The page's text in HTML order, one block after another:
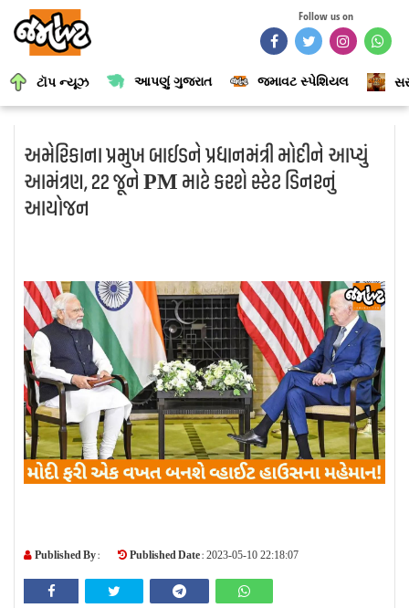
Follow us on
ટૉપ ન્યૂઝ આપણું ગુજરાત જમાવટ સ્પેશિયલ
અમેરિકાના પ્રમુખ બાઈડને પ્રધાનમંત્રી મોદીને આપ્યું
આમંત્રણ, 22 જૂને PM માટે કરશે સ્ટેટ ડિનરનું
આયોજન
Published By : Published Date : 2023-05-10 22:18:07